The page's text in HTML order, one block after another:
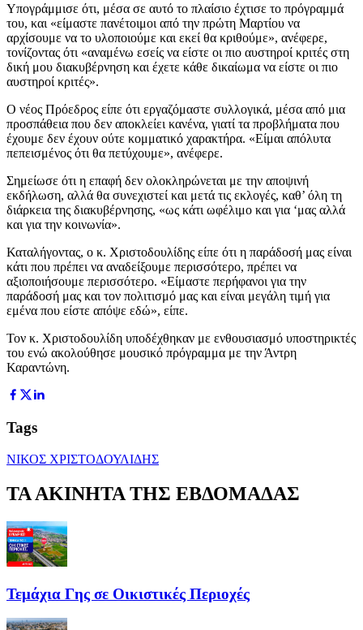
Υπογράμμισε ότι, μέσα σε αυτό το πλαίσιο έχτισε το πρόγραμμά
του, και «είμαστε πανέτοιμοι από την πρώτη Μαρτίου να
αρχίσουμε να το υλοποιούμε και εκεί θα κριθούμε», ανέφερε,
τονίζοντας ότι «αναμένω εσείς να είστε οι πιο αυστηροί κριτές στη
δική μου διακυβέρνηση και έχετε κάθε δικαίωμα να είστε οι πιο
αυστηροί κριτές».
Ο νέος Πρόεδρος είπε ότι εργαζόμαστε συλλογικά, μέσα από μια
προσπάθεια που δεν αποκλείει κανένα, γιατί τα προβλήματα που
έχουμε δεν έχουν ούτε κομματικό χαρακτήρα. «Είμαι απόλυτα
πεπεισμένος ότι θα πετύχουμε», ανέφερε.
Σημείωσε ότι η επαφή δεν ολοκληρώνεται με την αποψινή
εκδήλωση, αλλά θα συνεχιστεί και μετά τις εκλογές, καθ’ όλη τη
διάρκεια της διακυβέρνησης, «ως κάτι ωφέλιμο και για ‘μας αλλά
και για την κοινωνία».
Καταλήγοντας, ο κ. Χριστοδουλίδης είπε ότι η παράδοσή μας είναι
κάτι που πρέπει να αναδείξουμε περισσότερο, πρέπει να
αξιοποιήσουμε περισσότερο. «Είμαστε περήφανοι για την
παράδοσή μας και τον πολιτισμό μας και είναι μεγάλη τιμή για
εμένα που είστε απόψε εδώ», είπε.
Τον κ. Χριστοδουλίδη υποδέχθηκαν με ενθουσιασμό υποστηρικτές
του ενώ ακολούθησε μουσικό πρόγραμμα με την Άντρη
Καραντώνη.
Tags
ΝΙΚΟΣ ΧΡΙΣΤΟΔΟΥΛΙΔΗΣ
ΤΑ ΑΚΙΝΗΤΑ ΤΗΣ ΕΒΔΟΜΑΔΑΣ
Τεμάχια Γης σε Οικιστικές Περιοχές